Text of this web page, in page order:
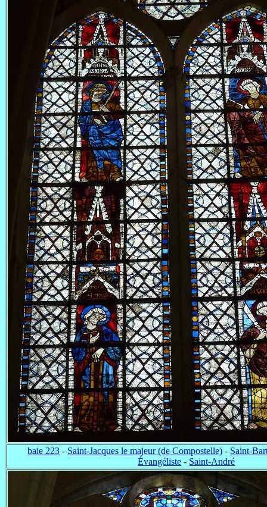
baie 223 - Saint-Jacques le majeur (de Compostelle) - Saint-
Évangéliste - Saint-André